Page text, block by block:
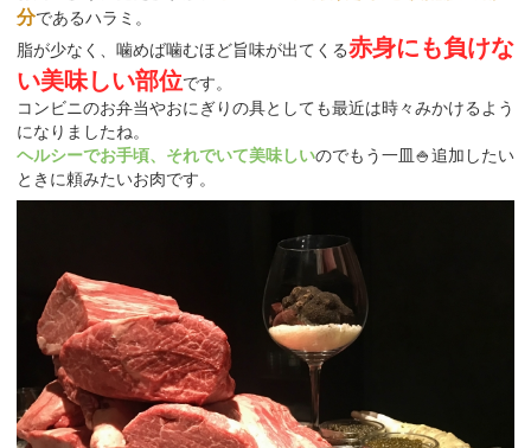
分であるハラミ。
脂が少なく、噛めば噛むほど旨味が出てくる赤身にも負けな
い美味しい部位です。
コンビニのお弁当やおにぎりの具としても最近は時々みかけるよう
になりましたね。
ヘルシーでお手頃、それでいて美味しいのでもう一皿🍚追加したい
ときに頼みたいお肉です。